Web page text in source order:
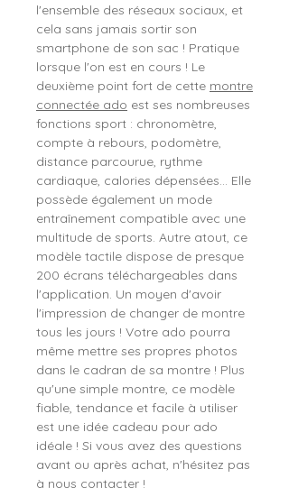
l'ensemble des réseaux sociaux, et
cela sans jamais sortir son
smartphone de son sac ! Pratique
lorsque l'on est en cours ! Le
deuxième point fort de cette montre
connectée ado est ses nombreuses
fonctions sport : chronomètre,
compte à rebours, podomètre,
distance parcourue, rythme
cardiaque, calories dépensées... Elle
possède également un mode
entraînement compatible avec une
multitude de sports. Autre atout, ce
modèle tactile dispose de presque
200 écrans téléchargeables dans
l'application. Un moyen d'avoir
l'impression de changer de montre
tous les jours ! Votre ado pourra
même mettre ses propres photos
dans le cadran de sa montre ! Plus
qu'une simple montre, ce modèle
fiable, tendance et facile à utiliser
est une idée cadeau pour ado
idéale ! Si vous avez des questions
avant ou après achat, n'hésitez pas
à nous contacter !